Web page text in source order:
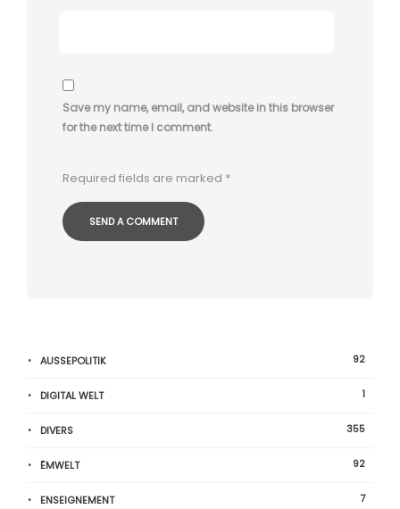
Save my name, email, and website in this browser
for the next time I comment.
Required fields are marked *
AUSSEPOLITIK 92
DIGITAL WELT 1
DIVERS 355
ËMWELT 92
ENSEIGNEMENT 7